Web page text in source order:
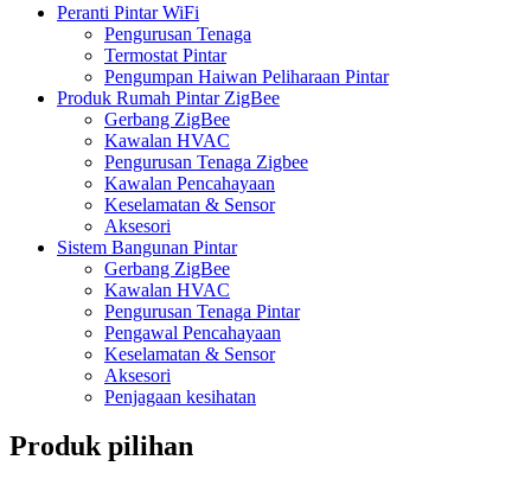
Peranti Pintar WiFi
Pengurusan Tenaga
Termostat Pintar
Pengumpan Haiwan Peliharaan Pintar
Produk Rumah Pintar ZigBee
Gerbang ZigBee
Kawalan HVAC
Pengurusan Tenaga Zigbee
Kawalan Pencahayaan
Keselamatan & Sensor
Aksesori
Sistem Bangunan Pintar
Gerbang ZigBee
Kawalan HVAC
Pengurusan Tenaga Pintar
Pengawal Pencahayaan
Keselamatan & Sensor
Aksesori
Penjagaan kesihatan
Produk pilihan